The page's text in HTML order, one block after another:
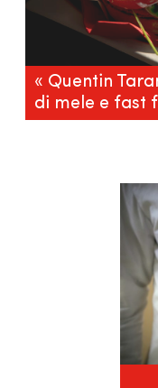
« Quentin
di mele e fast